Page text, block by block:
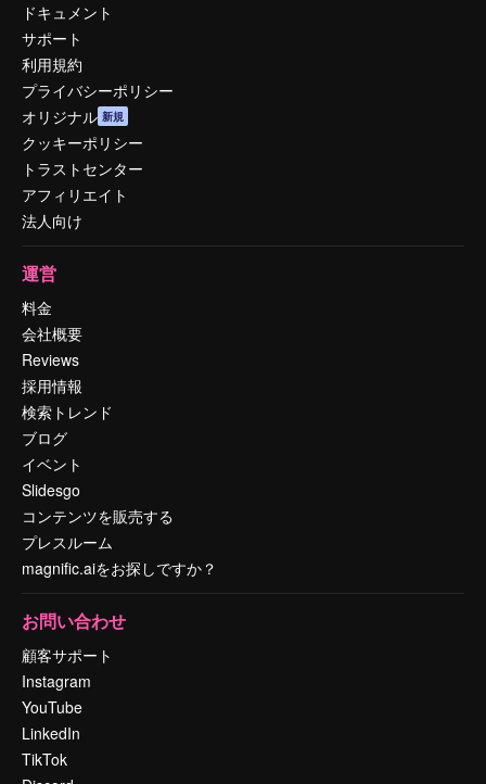
ドキュメント
サポート
利用規約
プライバシーポリシー
オリジナル 新規
クッキーポリシー
トラストセンター
アフィリエイト
法人向け
運営
料金
会社概要
Reviews
採用情報
検索トレンド
ブログ
イベント
Slidesgo
コンテンツを販売する
プレスルーム
magnific.aiをお探しですか？
お問い合わせ
顧客サポート
Instagram
YouTube
LinkedIn
TikTok